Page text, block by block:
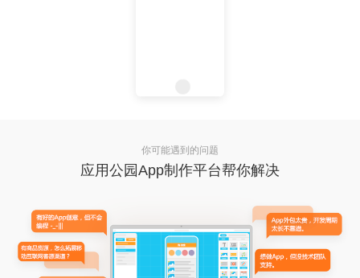
你可能遇到的问题
应用公园App制作平台帮你解决